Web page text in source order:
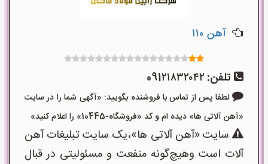
آهن ۱۱۰
تلفن: 091۲۱۸۳۲۰۴۲
لطفا پس از تماس با فروشنده بگویید: «آگهی شما را در سایت
«آهن آلاتی ها» دیده ام و کد «فروشگاه-10445» را اعلام کنید»
سایت «آهن آلاتی ها»،یک سایت تبلیغات آهن
آلات است وهیچ‌گونه منفعت و مسئولیتی در قبال